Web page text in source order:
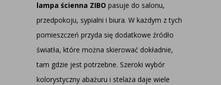
lampa ścienna ZIBO pasuje do salonu,
przedpokoju, sypialni i biura. W każdym z tych
pomieszczeń przyda się dodatkowe źródło
światła, które można skierować dokładnie,
tam gdzie jest potrzebne. Szeroki wybór
kolorystyczny abażuru i stelaża daje wiele